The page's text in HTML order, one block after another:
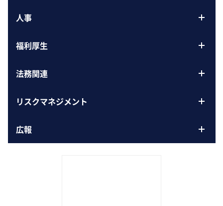
人事
福利厚生
法務関連
リスクマネジメント
広報